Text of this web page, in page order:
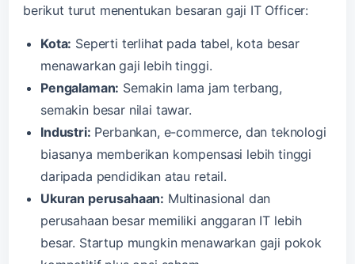
berikut turut menentukan besaran gaji IT Officer:
Kota: Seperti terlihat pada tabel, kota besar
menawarkan gaji lebih tinggi.
Pengalaman: Semakin lama jam terbang,
semakin besar nilai tawar.
Industri: Perbankan, e-commerce, dan teknologi
biasanya memberikan kompensasi lebih tinggi
daripada pendidikan atau retail.
Ukuran perusahaan: Multinasional dan
perusahaan besar memiliki anggaran IT lebih
besar. Startup mungkin menawarkan gaji pokok